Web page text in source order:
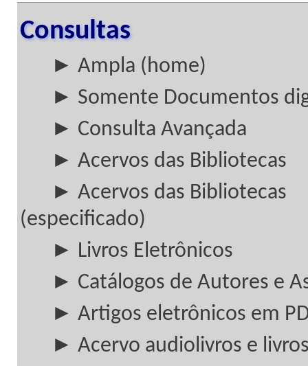
Consultas
► Ampla (home)
► Somente Documentos
► Consulta Avançada
► Acervos das Bibliotecas
► Acervos das Bibliotecas
(especificado)
► Livros Eletrônicos
► Catálogos de Autores e
► Artigos eletrônicos em
► Acervo audiolivros e